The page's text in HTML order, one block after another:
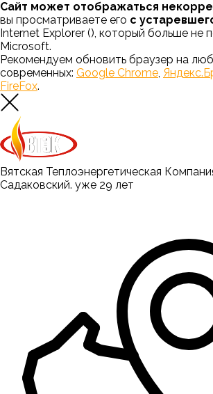
Сайт может отображаться
вы просматриваете его с
Internet Explorer (), который больше не
Microsoft.
Рекомендуем обновить браузер на
современных: Google Chrome,
FireFox.
Вятская Теплоэнергетическая
Садаковский. уже 29 лет